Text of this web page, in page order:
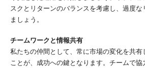
スクとリターンのバランスを考慮し、過度
ましょう。
チームワークと情報共有
私たちの仲間として、常に市場の変化を共有
ことが、成功への鍵となります。チームで